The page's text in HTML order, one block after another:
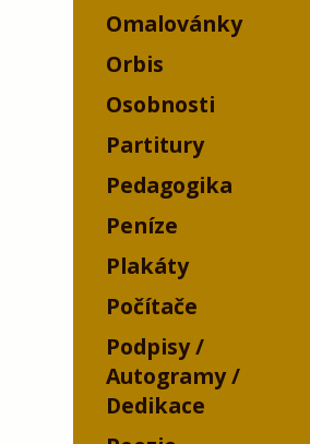
Omalovánky
Orbis
Osobnosti
Partitury
Pedagogika
Peníze
Plakáty
Počítače
Podpisy /
Autogramy /
Dedikace